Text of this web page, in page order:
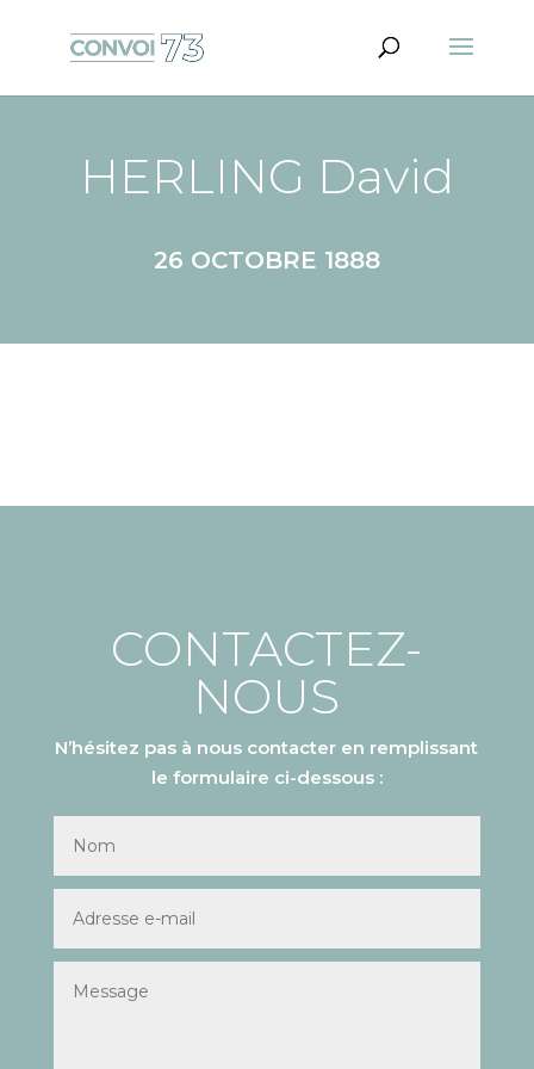
HERLING David
26 OCTOBRE 1888
CONTACTEZ-
NOUS
N’hésitez pas à nous contacter en remplissant
le formulaire ci-dessous :